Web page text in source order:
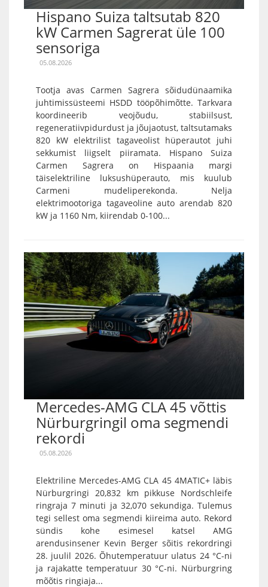
Hispano Suiza taltsutab 820
kW Carmen Sagrerat üle 100
sensoriga
05.08.2026
Tootja avas Carmen Sagrera sõidudünaamika
juhtimissüsteemi HSDD tööpõhimõtte. Tarkvara
koordineerib veojõudu, stabiilsust,
regeneratiivpidurdust ja jõujaotust, taltsutamaks
820 kW elektrilist tagaveolist hüperautot juhi
sekkumist liigselt piiramata. Hispano Suiza
Carmen Sagrera on Hispaania margi
täiselektriline luksushüperauto, mis kuulub
Carmeni mudeliperekonda. Nelja
elektrimootoriga tagaveoline auto arendab 820
kW ja 1160 Nm, kiirendab 0-100...
Mercedes-AMG CLA 45 võttis
Nürburgringil oma segmendi
rekordi
05.08.2026
Elektriline Mercedes-AMG CLA 45 4MATIC+ läbis
Nürburgringi 20,832 km pikkuse Nordschleife
ringraja 7 minuti ja 32,070 sekundiga. Tulemus
tegi sellest oma segmendi kiireima auto. Rekord
sündis kohe esimesel katsel AMG
arendusinsener Kevin Berger sõitis rekordringi
28. juulil 2026. Õhutemperatuur ulatus 24 °C-ni
ja rajakatte temperatuur 30 °C-ni. Nürburgring
mõõtis ringiaja...